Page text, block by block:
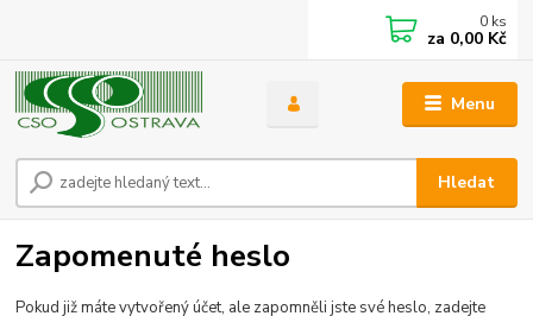
Menu
Hledat
0 ks
za 0,00 Kč
Zapomenuté heslo
Pokud již máte vytvořený účet, ale zapomněli jste své heslo, zadejte